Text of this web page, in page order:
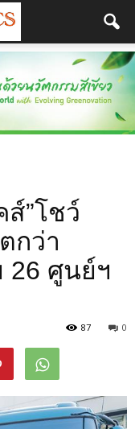
”โชว์
กว่า
26 ศูนย์ฯ
0
87